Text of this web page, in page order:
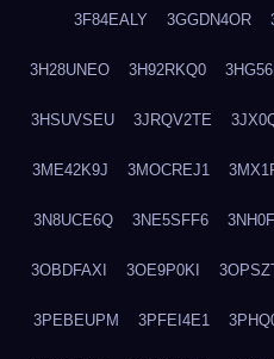
3F84EALY 3GGDN4OR
3H28UNEO 3H92RKQ0
3HSUVSEU 3JRQV2TE
3ME42K9J 3MOCREJ1
3N8UCE6Q 3NE5SFF6
3OBDFAXI 3OE9P0KI
3PEBEUPM 3PFEI4E1